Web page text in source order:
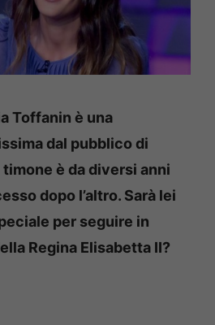
Toffanin è una
dal pubblico di
timone è da diversi anni
dopo l’altro. Sarà lei
per seguire in
Regina Elisabetta II?